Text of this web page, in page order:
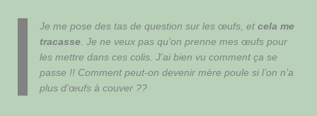
Je me pose des tas de question sur les œufs, etcela me
tracasse . Je ne veux pas qu’on prenne mes œufs pour
les mettre dans ces colis. J’ai bien vu comment ça se
passe !! Comment peut-on devenir mère poule si l’on n’a
plus d’œufs à couver ??